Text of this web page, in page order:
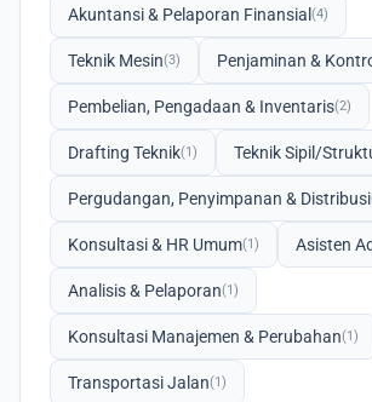
Akuntansi & Pelaporan Finansial (4)
Teknik Mesin(3) Penjaminan &
Pembelian, Pengadaan & Inventaris(2)
Drafting Teknik(1) Teknik Sipil/
Pergudangan, Penyimpanan & Distribusi
Konsultasi & HR Umum(1) Asisten
Analisis & Pelaporan(1)
Konsultasi Manajemen & Perubahan(1)
Transportasi Jalan(1)